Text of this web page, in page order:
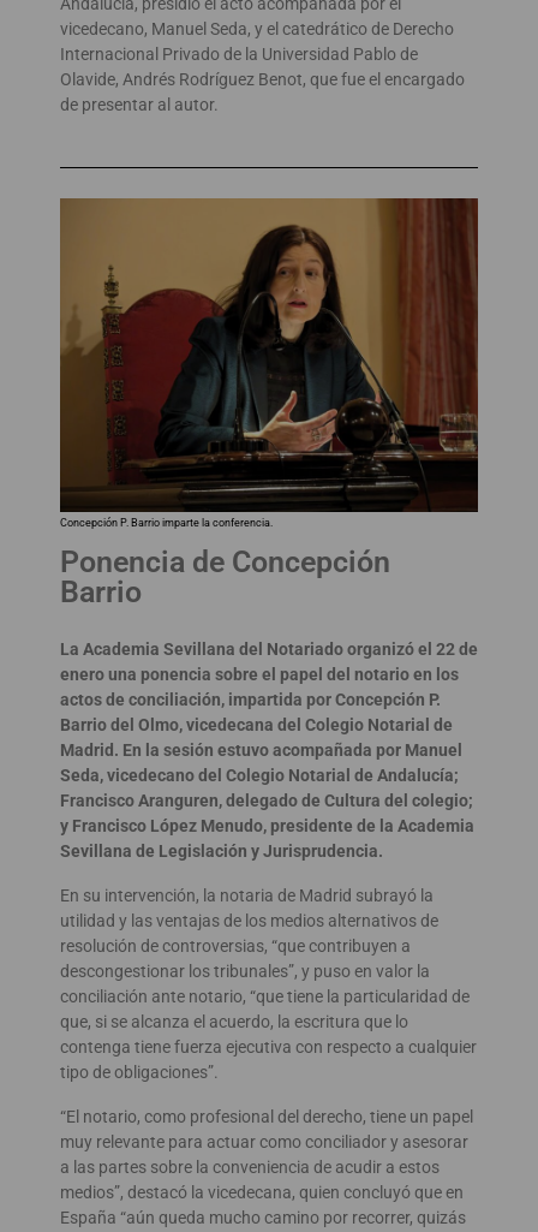
vicedecano, Manuel Seda, y el catedrático de Derecho
Internacional Privado de la Universidad Pablo de
Olavide, Andrés Rodríguez Benot, que fue el encargado
de presentar al autor.
Concepción P. Barrio imparte la conferencia.
Ponencia de Concepción
Barrio
La Academia Sevillana del Notariado organizó el 22 de
enero una ponencia sobre el papel del notario en los
actos de conciliación, impartida por Concepción P.
Barrio del Olmo, vicedecana del Colegio Notarial de
Madrid. En la sesión estuvo acompañada por Manuel
Seda, vicedecano del Colegio Notarial de Andalucía;
Francisco Aranguren, delegado de Cultura del colegio;
y Francisco López Menudo, presidente de la Academia
Sevillana de Legislación y Jurisprudencia.
En su intervención, la notaria de Madrid subrayó la
utilidad y las ventajas de los medios alternativos de
resolución de controversias, “que contribuyen a
descongestionar los tribunales”, y puso en valor la
conciliación ante notario, “que tiene la particularidad de
que, si se alcanza el acuerdo, la escritura que lo
contenga tiene fuerza ejecutiva con respecto a cualquier
tipo de obligaciones”.
“El notario, como profesional del derecho, tiene un papel
muy relevante para actuar como conciliador y asesorar
a las partes sobre la conveniencia de acudir a estos
medios”, destacó la vicedecana, quien concluyó que en
España “aún queda mucho camino por recorrer, quizás